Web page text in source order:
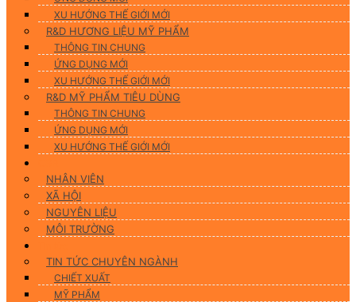
XU HƯỚNG THẾ GIỚI MỚI
R&D HƯƠNG LIỆU MỸ PHẨM
THÔNG TIN CHUNG
ỨNG DỤNG MỚI
XU HƯỚNG THẾ GIỚI MỚI
R&D MỸ PHẨM TIÊU DÙNG
THÔNG TIN CHUNG
ỨNG DỤNG MỚI
XU HƯỚNG THẾ GIỚI MỚI
NHÂN VIÊN
XÃ HỘI
NGUYÊN LIỆU
MÔI TRƯỜNG
TIN TỨC CHUYÊN NGÀNH
CHIẾT XUẤT
MỸ PHẨM